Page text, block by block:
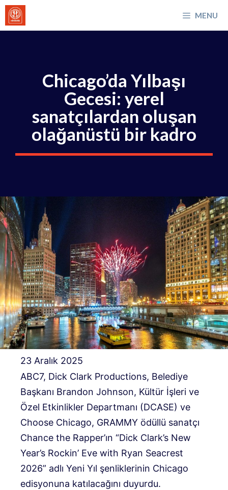
İçeriğe
atla
MENU
Chicago’da Yılbaşı
Gecesi: yerel
sanatçılardan oluşan
olağanüstü bir kadro
23 Aralık 2025
ABC7, Dick Clark Productions, Belediye
Başkanı Brandon Johnson, Kültür İşleri ve
Özel Etkinlikler Departmanı (DCASE) ve
Choose Chicago, GRAMMY ödüllü sanatçı
Chance the Rapper’ın “Dick Clark’s New
Year’s Rockin’ Eve with Ryan Seacrest
2026” adlı Yeni Yıl şenliklerinin Chicago
edisyonuna katılacağını duyurdu.